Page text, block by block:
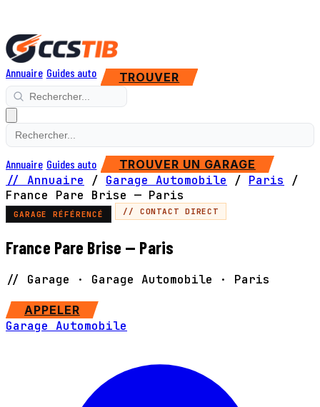
Annuaire Guides auto TROUVER
Annuaire Guides auto TROUVER UN GARAGE
// Annuaire / Garage Automobile / Paris
/
France Pare Brise — Paris
GARAGE RÉFÉRENCÉ // CONTACT DIRECT
France Pare Brise — Paris
// Garage · Garage Automobile · Paris
APPELER
Garage Automobile